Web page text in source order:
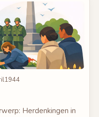
Herdenkingen in